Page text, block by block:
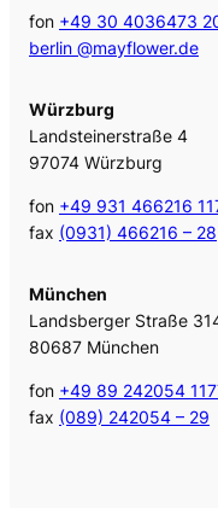
fon +49 30 4036473
berlin @mayflower.de
Würzburg
Landsteinerstraße 4
97074 Würzburg
fon +49 931 466216
fax (0931) 466216 – 28
München
Landsberger Straße
80687 München
fon +49 89 242054
fax (089) 242054 – 29